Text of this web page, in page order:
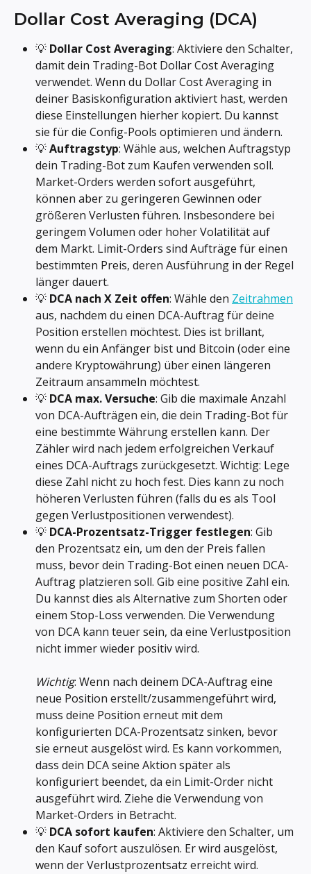
Dollar Cost Averaging (DCA)
💡 Dollar Cost Averaging: Aktiviere den Schalter,
damit dein Trading-Bot Dollar Cost Averaging
verwendet. Wenn du Dollar Cost Averaging in
deiner Basiskonfiguration aktiviert hast, werden
diese Einstellungen hierher kopiert. Du kannst
sie für die Config-Pools optimieren und ändern.
💡 Auftragstyp: Wähle aus, welchen Auftragstyp
dein Trading-Bot zum Kaufen verwenden soll.
Market-Orders werden sofort ausgeführt,
können aber zu geringeren Gewinnen oder
größeren Verlusten führen. Insbesondere bei
geringem Volumen oder hoher Volatilität auf
dem Markt. Limit-Orders sind Aufträge für einen
bestimmten Preis, deren Ausführung in der Regel
länger dauert.
💡 DCA nach X Zeit offen: Wähle den Zeitrahmen
aus, nachdem du einen DCA-Auftrag für deine
Position erstellen möchtest. Dies ist brillant,
wenn du ein Anfänger bist und Bitcoin (oder eine
andere Kryptowährung) über einen längeren
Zeitraum ansammeln möchtest.
💡 DCA max. Versuche: Gib die maximale Anzahl
von DCA-Aufträgen ein, die dein Trading-Bot für
eine bestimmte Währung erstellen kann. Der
Zähler wird nach jedem erfolgreichen Verkauf
eines DCA-Auftrags zurückgesetzt. Wichtig: Lege
diese Zahl nicht zu hoch fest. Dies kann zu noch
höheren Verlusten führen (falls du es als Tool
gegen Verlustpositionen verwendest).
💡 DCA-Prozentsatz-Trigger festlegen: Gib
den Prozentsatz ein, um den der Preis fallen
muss, bevor dein Trading-Bot einen neuen DCA-
Auftrag platzieren soll. Gib eine positive Zahl ein.
Du kannst dies als Alternative zum Shorten oder
einem Stop-Loss verwenden. Die Verwendung
von DCA kann teuer sein, da eine Verlustposition
nicht immer wieder positiv wird.
Wichtig: Wenn nach deinem DCA-Auftrag eine
neue Position erstellt/zusammengeführt wird,
muss deine Position erneut mit dem
konfigurierten DCA-Prozentsatz sinken, bevor
sie erneut ausgelöst wird. Es kann vorkommen,
dass dein DCA seine Aktion später als
konfiguriert beendet, da ein Limit-Order nicht
ausgeführt wird. Ziehe die Verwendung von
Market-Orders in Betracht.
💡 DCA sofort kaufen: Aktiviere den Schalter, um
den Kauf sofort auszulösen. Er wird ausgelöst,
wenn der Verlustprozentsatz erreicht wird.